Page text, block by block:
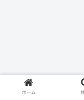
ホーム